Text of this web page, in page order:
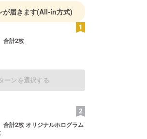
が届きます(All-in方式)
合計2枚
ーンを選択する
合計2枚 オリジナルホログラム